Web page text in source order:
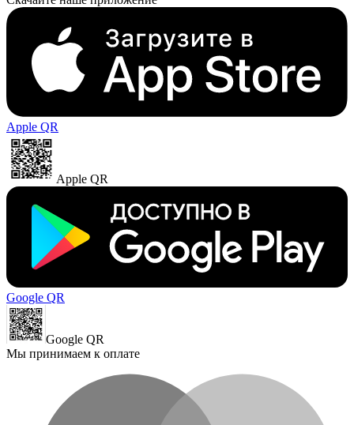
Apple QR
Apple QR
Google QR
Google QR
Мы принимаем к оплате